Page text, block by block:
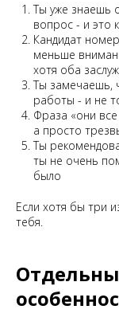
Ты уже знаешь
вопрос - и это
Кандидат
меньше
хотя оба
Ты замечаешь,
работы - и не
Фраза «они
а просто
Ты
ты не очень
было
Если хотя бы три
тебя.